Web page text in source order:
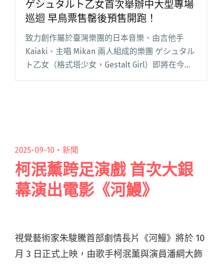
ゲシュタルト乙女首次舉辦中大型專場
巡迴 早鳥票售罄後預售開跑！
致力創作屬於臺灣樂團的日本音樂、由吉他手
Kaiaki、主唱 Mikan 兩人組成的樂團 ゲシュタル
ト乙女（格式塔少女，Gestalt Girl）即將在今年
3月 16 日（三）釋出全新專輯《Amoeba》，並
2025-09-10・ 新聞
柯泯薰跨足演戲 首次大銀
幕演出電影《河鰻》
視覺藝術家朱駿騰首部劇情長片《河鰻》將於 10
月 3 日正式上映，由歌手柯泯薰與演員潘綱大飾